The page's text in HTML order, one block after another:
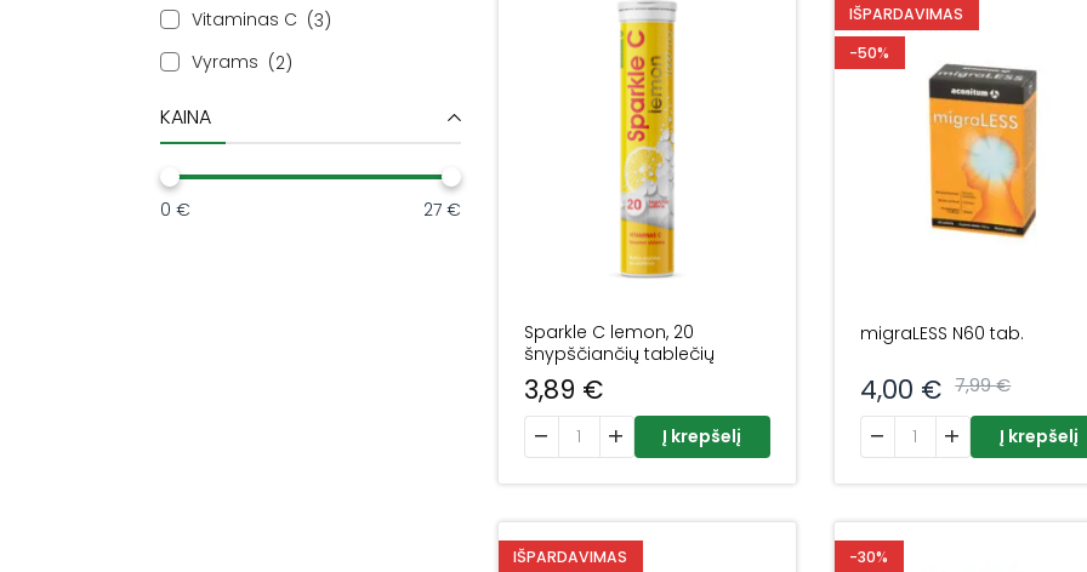
Vitaminas C
3
Vyrams
2
KAINA
0 € 27 €
Sparkle C lemon, 20
šnypščiančių tablečių
3,89 €
produkto kiekis: Sparkle C lemon, 20 šnypščiančių tablečių
Į krepšelį
IŠPARDAVIMAS
-50%
migraLESS N60 tab.
7,99€
4,00 €
produkto kiekis: migraLESS
Į krepšelį
IŠPARDAVIMAS
-30%